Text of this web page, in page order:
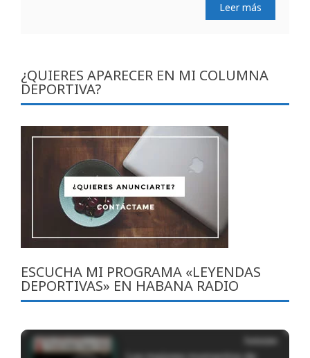
Leer más
¿QUIERES APARECER EN MI COLUMNA
DEPORTIVA?
ESCUCHA MI PROGRAMA «LEYENDAS
DEPORTIVAS» EN HABANA RADIO